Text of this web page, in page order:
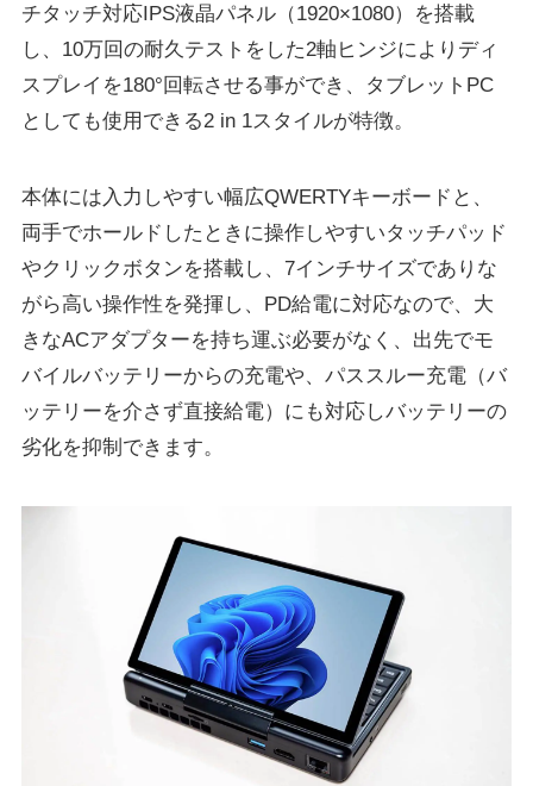
チタッチ対応IPS液晶パネル（1920×1080）を搭載
し、10万回の耐久テストをした2軸ヒンジによりディ
スプレイを180°回転させる事ができ、タブレットPC
としても使用できる2 in 1スタイルが特徴。
本体には入力しやすい幅広QWERTYキーボードと、
両手でホールドしたときに操作しやすいタッチパッド
やクリックボタンを搭載し、7インチサイズでありな
がら高い操作性を発揮し、PD給電に対応なので、大
きなACアダプターを持ち運ぶ必要がなく、出先でモ
バイルバッテリーからの充電や、パススルー充電（バ
ッテリーを介さず直接給電）にも対応しバッテリーの
劣化を抑制できます。